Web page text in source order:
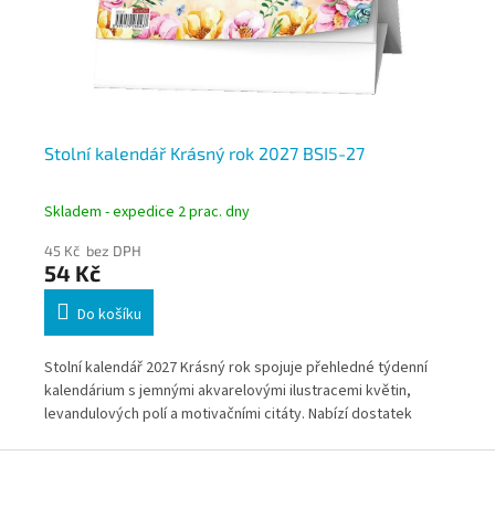
Stolní kalendář Krásný rok 2027 BSI5-27
Skladem - expedice 2 prac. dny
45 Kč bez DPH
54 Kč
Do košíku
Stolní kalendář 2027 Krásný rok spojuje přehledné týdenní
kalendárium s jemnými akvarelovými ilustracemi květin,
levandulových polí a motivačními citáty. Nabízí dostatek